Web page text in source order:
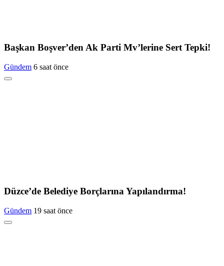
Başkan Boşver’den Ak Parti Mv’lerine Sert Tepki!
Gündem 6 saat önce
Düzce’de Belediye Borçlarına Yapılandırma!
Gündem 19 saat önce